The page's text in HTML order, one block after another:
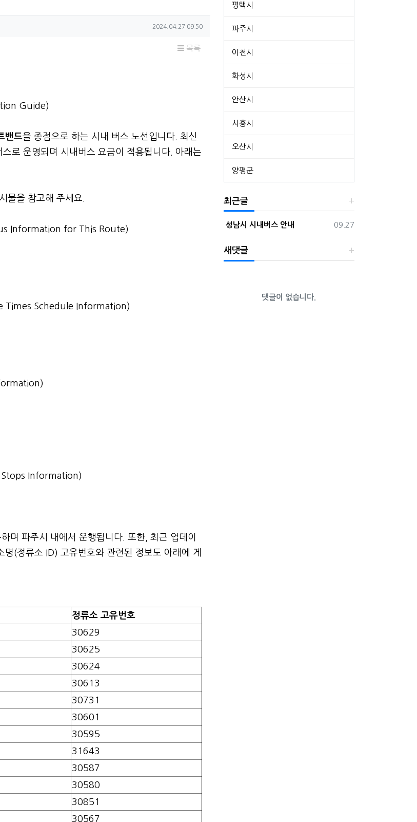
작성일
2024.04.27 09:50
목록
Guide)
밴드을 종점으로 하는 시내 버스 노선입니다. 최신
로 운영되며 시내버스 요금이 적용됩니다. 아래는
물을 참고해 주세요.
Information for This Route)
Times Schedule Information)
Information)
며 파주시 내에서 운행됩니다. 또한, 최근 업데이
(정류소 ID) 고유번호와 관련된 정보도 아래에 게
정류소 고유번호
30629
30625
30624
30613
30731
30601
30595
31643
30587
30580
30851
30567
평택시
파주시
이천시
화성시
안산시
시흥시
오산시
양평군
최근글
등록일
09.27
성남시 시내버스 안내
새댓글
댓글이 없습니다.